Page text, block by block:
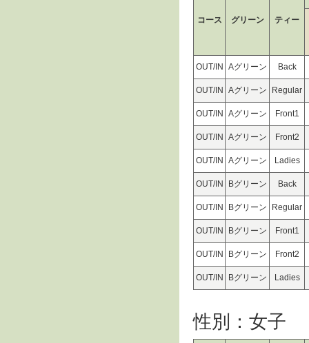
コース グリーン ティー
OUT/IN Aグリーン Back
OUT/IN Aグリーン Regular
OUT/IN Aグリーン Front1
OUT/IN Aグリーン Front2
OUT/IN Aグリーン Ladies
OUT/IN Bグリーン Back
OUT/IN Bグリーン Regular
OUT/IN Bグリーン Front1
OUT/IN Bグリーン Front2
OUT/IN Bグリーン Ladies
性別：女子